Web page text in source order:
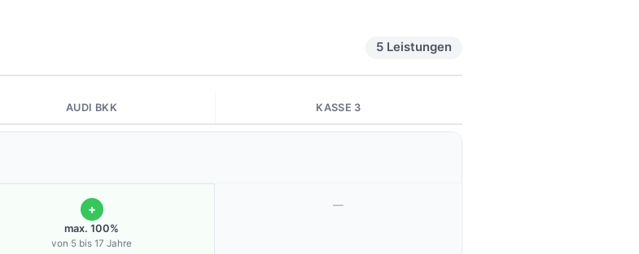
5 Leistungen
AUDI BKK KASSE 3
+
max. 100%
von 5 bis 17 Jahre
—